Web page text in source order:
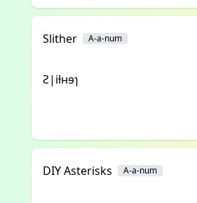
Slither A-a-num
Ꙅ|iƚʜɘɿ
DIY Asterisks A-a-num